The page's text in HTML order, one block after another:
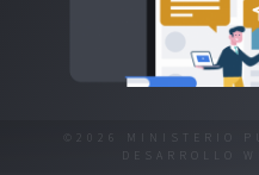
©2026 MINISTERIO
DESARROLLO